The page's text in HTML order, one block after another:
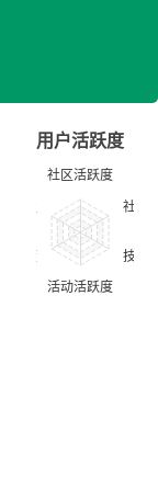
用户活跃度